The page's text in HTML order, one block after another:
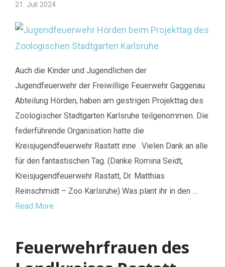
21. Juli 2024
Auch die Kinder und Jugendlichen der
Jugendfeuerwehr der Freiwillige Feuerwehr Gaggenau
Abteilung Hörden, haben am gestrigen Projekttag des
Zoologischer Stadtgarten Karlsruhe teilgenommen. Die
federführende Organisation hatte die
Kreisjugendfeuerwehr Rastatt inne . Vielen Dank an alle
für den fantastischen Tag. (Danke Romina Seidt,
Kreisjugendfeuerwehr Rastatt, Dr. Matthias
Reinschmidt – Zoo Karlsruhe) Was plant ihr in den …
Read More
Feuerwehrfrauen des